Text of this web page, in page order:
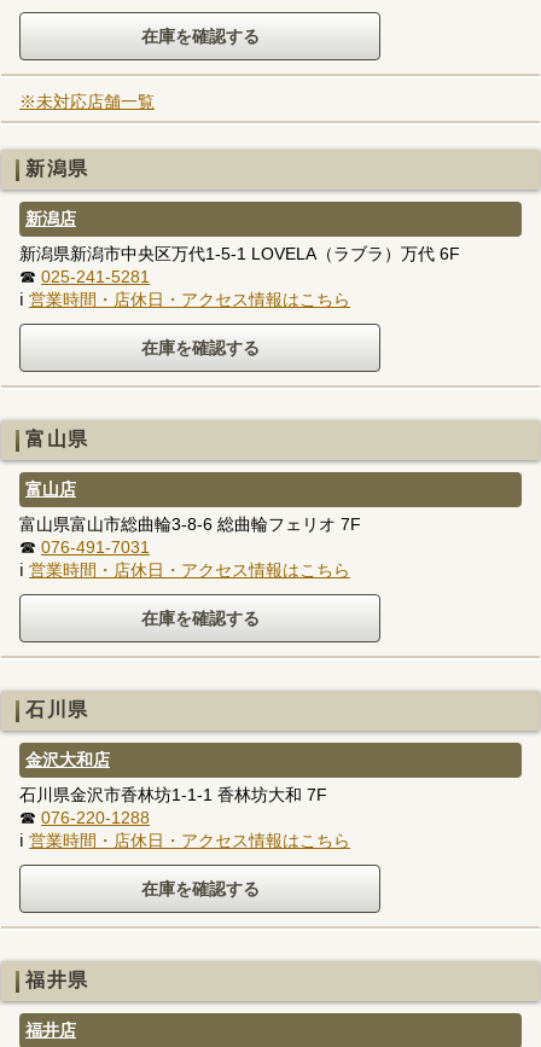
※未対応店舗一覧
新潟県
新潟店
新潟県新潟市中央区万代1-5-1 LOVELA（ラブラ）万代 6F
☎ 025-241-5281
ℹ 営業時間・店休日・アクセス情報はこちら
富山県
富山店
富山県富山市総曲輪3-8-6 総曲輪フェリオ 7F
☎ 076-491-7031
ℹ 営業時間・店休日・アクセス情報はこちら
石川県
金沢大和店
石川県金沢市香林坊1-1-1 香林坊大和 7F
☎ 076-220-1288
ℹ 営業時間・店休日・アクセス情報はこちら
福井県
福井店